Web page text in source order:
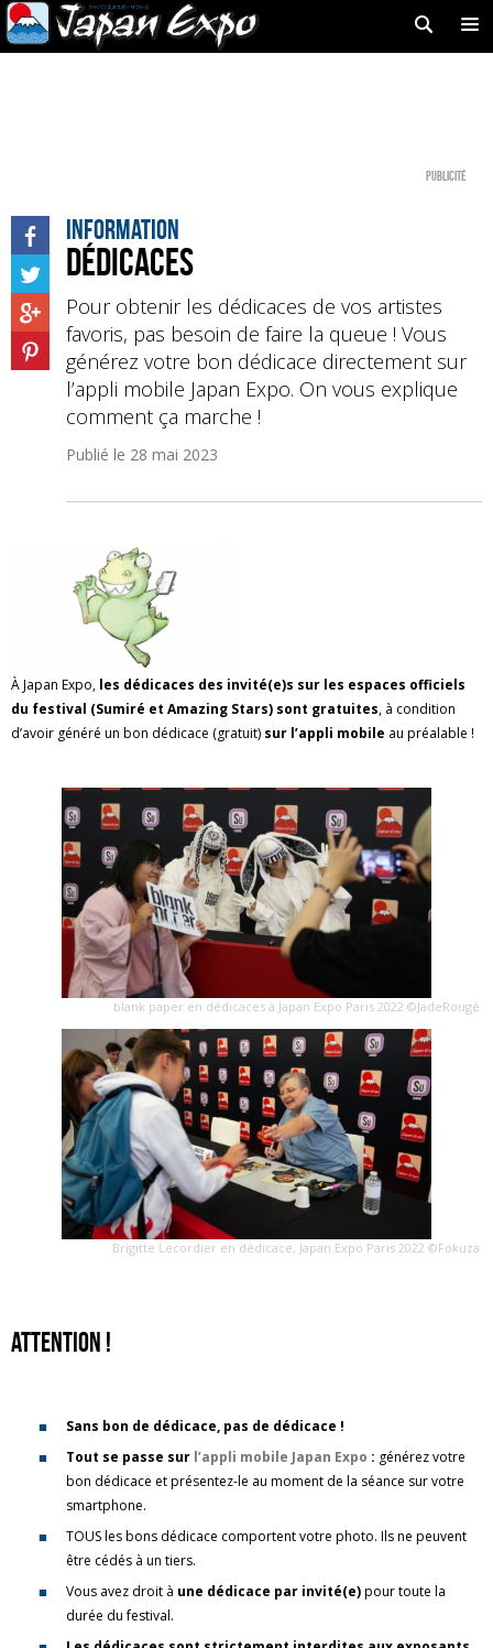
Publicité
Information
Dédicaces
Pour obtenir les dédicaces de vos artistes
favoris, pas besoin de faire la queue ! Vous
générez votre bon dédicace directement sur
l’appli mobile Japan Expo. On vous explique
comment ça marche !
Publié le 28 mai 2023
À Japan Expo, les dédicaces des invité(e)s sur les espaces officiels
du festival (Sumiré et Amazing Stars) sont gratuites, à condition
d’avoir généré un bon dédicace (gratuit) sur l’appli mobile au préalable !
blank paper en dédicaces à Japan Expo Paris 2022 ©JadeRougé
Brigitte Lecordier en dédicace, Japan Expo Paris 2022 ©Fokuza
Attention !
Sans bon de dédicace, pas de dédicace !
Tout se passe sur l’appli mobile Japan Expo : générez votre
bon dédicace et présentez-le au moment de la séance sur votre
smartphone.
TOUS les bons dédicace comportent votre photo. Ils ne peuvent
être cédés à un tiers.
Vous avez droit à une dédicace par invité(e)pour toute la
durée du festival.